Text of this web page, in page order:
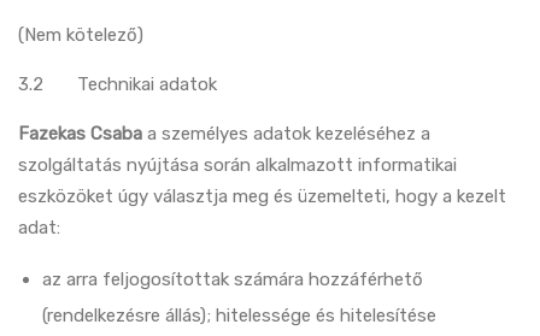
(Nem kötelező)
3.2 Technikai adatok
Fazekas Csaba a személyes adatok kezeléséhez a
szolgáltatás nyújtása során alkalmazott informatikai
eszközöket úgy választja meg és üzemelteti, hogy a kezelt
adat:
az arra feljogosítottak számára hozzáférhető
(rendelkezésre állás); hitelessége és hitelesítése